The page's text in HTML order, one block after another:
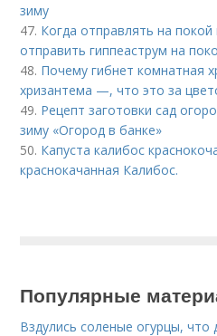
зиму
47. Когда отправлять на покой
отправить гиппеаструм на
48. Почему гибнет комнатная
хризантема —, что это за
49. Рецепт заготовки сад
зиму «Огород в банке»
50. Капуста калибос
краснокачанная Калибос.
Популярные
Вздулись соленые огурцы, что